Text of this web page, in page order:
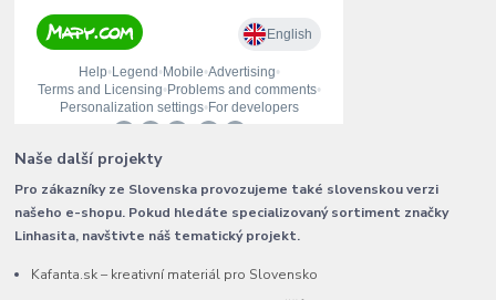
Naše další projekty
Pro zákazníky ze Slovenska provozujeme také slovenskou verzi
našeho e-shopu. Pokud hledáte specializovaný sortiment značky
Linhasita, navštivte náš tematický projekt.
Kafanta.sk – kreativní materiál pro Slovensko